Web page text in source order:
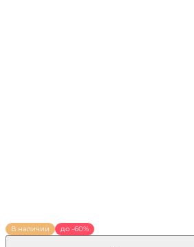
В наличии до -60%